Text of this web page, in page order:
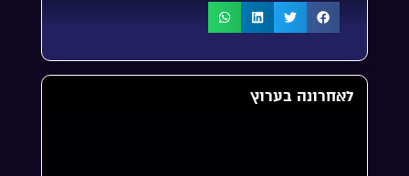
לאחרונה בערוץ